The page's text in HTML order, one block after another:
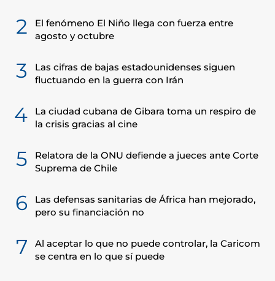
2
El fenómeno El Niño llega con fuerza entre
agosto y octubre
3
Las cifras de bajas estadounidenses siguen
fluctuando en la guerra con Irán
4
La ciudad cubana de Gibara toma un respiro de
la crisis gracias al cine
5
Relatora de la ONU defiende a jueces ante Corte
Suprema de Chile
6
Las defensas sanitarias de África han mejorado,
pero su financiación no
7
Al aceptar lo que no puede controlar, la Caricom
se centra en lo que sí puede